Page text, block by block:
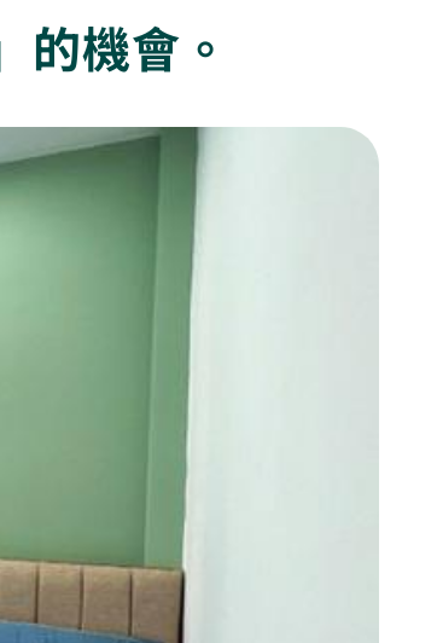
機會。